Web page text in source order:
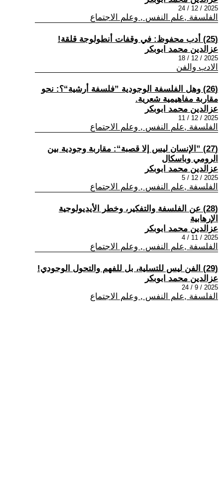
2025 / 12 / 24
الفلسفة ,علم النفس , وعلم الاجتماع
(25) أدب محفوظ: في وقفات أنطولوجة قلقة!
عزالدين محمد ابوبكر
2025 / 12 / 18
الادب والفن
(26) وهل الفلسفة الوجودية ”فلسفة أرشية“؟: نحو
مقاربة مفاهيمية شعرية.
عزالدين محمد ابوبكر
2025 / 12 / 11
الفلسفة ,علم النفس , وعلم الاجتماع
(27) ”الإنسان ليس إلا قصبة“: مقاربة وجودية بين
الرومي وباسكال
عزالدين محمد ابوبكر
2025 / 12 / 5
الفلسفة ,علم النفس , وعلم الاجتماع
(28) عن الفلسفة والتفكير، وخطر الأيديولوجية
الإرهابية
عزالدين محمد ابوبكر
2025 / 11 / 4
الفلسفة ,علم النفس , وعلم الاجتماع
(29) الفن ليس للتسلية، بل للفهم والتحول الوجودي!
عزالدين محمد ابوبكر
2025 / 9 / 24
الفلسفة ,علم النفس , وعلم الاجتماع